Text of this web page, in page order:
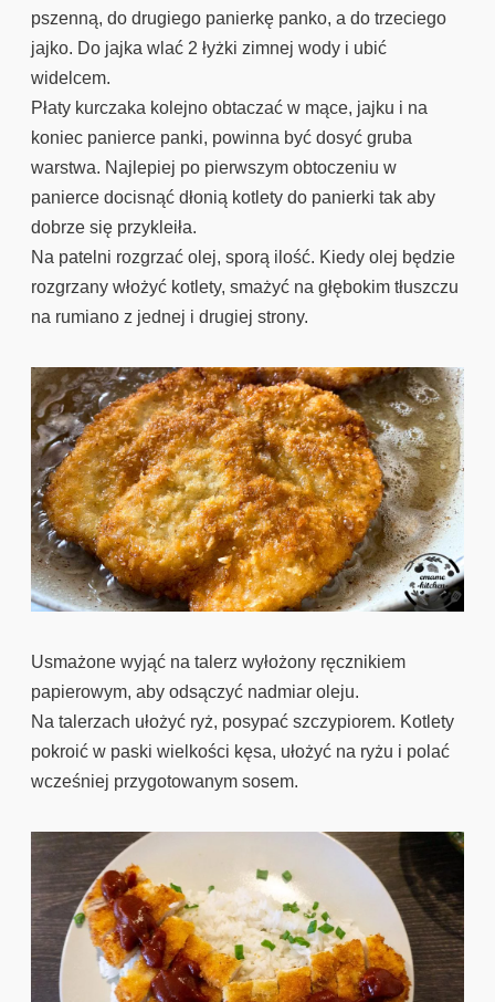
pszenną, do drugiego panierkę panko, a do trzeciego
jajko. Do jajka wlać 2 łyżki zimnej wody i ubić
widelcem.
Płaty kurczaka kolejno obtaczać w mące, jajku i na
koniec panierce panki, powinna być dosyć gruba
warstwa. Najlepiej po pierwszym obtoczeniu w
panierce docisnąć dłonią kotlety do panierki tak aby
dobrze się przykleiła.
Na patelni rozgrzać olej, sporą ilość. Kiedy olej będzie
rozgrzany włożyć kotlety, smażyć na głębokim tłuszczu
na rumiano z jednej i drugiej strony.
Usmażone wyjąć na talerz wyłożony ręcznikiem
papierowym, aby odsączyć nadmiar oleju.
Na talerzach ułożyć ryż, posypać szczypiorem. Kotlety
pokroić w paski wielkości kęsa, ułożyć na ryżu i polać
wcześniej przygotowanym sosem.